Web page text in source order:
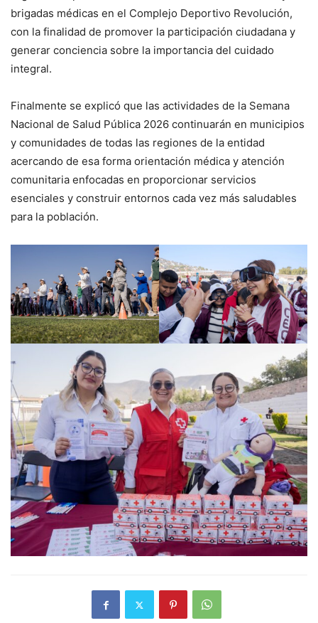
brigadas médicas en el Complejo Deportivo Revolución,
con la finalidad de promover la participación ciudadana y
generar conciencia sobre la importancia del cuidado
integral.
Finalmente se explicó que las actividades de la Semana
Nacional de Salud Pública 2026 continuarán en municipios
y comunidades de todas las regiones de la entidad
acercando de esa forma orientación médica y atención
comunitaria enfocadas en proporcionar servicios
esenciales y construir entornos cada vez más saludables
para la población.